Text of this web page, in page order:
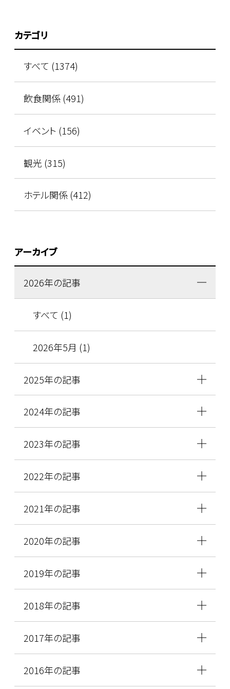
カテゴリ
すべて (1374)
飲食関係 (491)
イベント (156)
観光 (315)
ホテル関係 (412)
アーカイブ
2026年の記事
すべて (1)
2026年5月 (1)
2025年の記事
2024年の記事
2023年の記事
2022年の記事
2021年の記事
2020年の記事
2019年の記事
2018年の記事
2017年の記事
2016年の記事